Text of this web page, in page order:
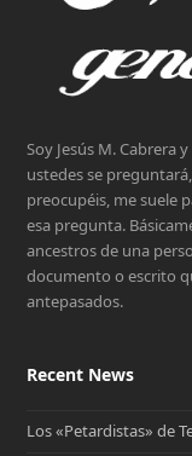
Soy Jesús M. Cabrera
ustedes se
preocupéis, me suele
esa pregunta.
ancestros de una
documento o escrito
antepasados.
Recent News
Los «Petardistas» de